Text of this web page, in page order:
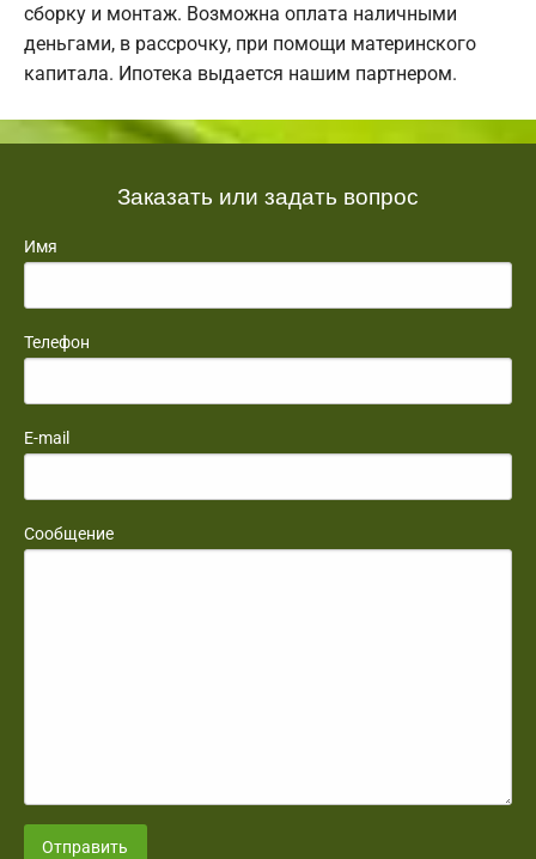
сборку и монтаж. Возможна оплата наличными
деньгами, в рассрочку, при помощи материнского
капитала. Ипотека выдается нашим партнером.
Заказать или задать вопрос
Имя
Телефон
E-mail
Сообщение
Отправить